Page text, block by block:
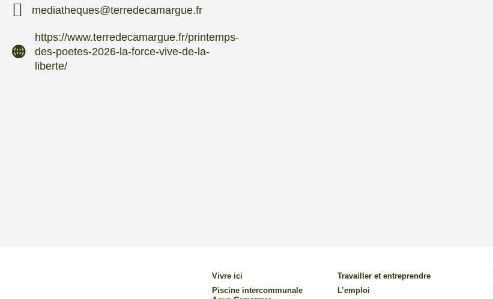
mediatheques@terredecamargue.fr
https://www.terredecamargue.fr/printemps-
des-poetes-2026-la-force-vive-de-la-
liberte/
Vivre ici
Piscine intercommunale
Travailler et entreprendre
L’emploi